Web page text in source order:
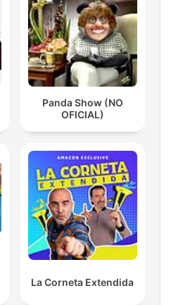
Panda Show (NO
OFICIAL)
La Corneta Extendida